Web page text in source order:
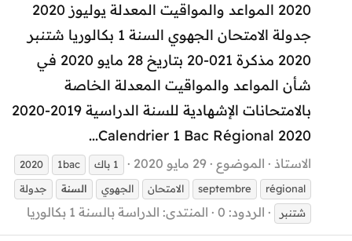
2020 المواعد والمواقيت المعدلة يوليوز 2020
جدولة الامتحان الجهوي السنة 1 بكالوريا شتنبر
2020 مذكرة 021-20 بتاريخ 28 مايو 2020 في
شأن المواعد والمواقيت المعدلة الخاصة
بالامتحانات الإشهادية للسنة الدراسية 2019-2020
Calendrier 1 Bac Régional 2020...
الاستاذ الموضوع 29 مايو 2020 1 باك 1bac
2020
régional
septembre الامتحان الجهوي السنة
جدولة
شتنبر
الردود: 0 المنتدى: الدراسة بالسنة 1 بكالوريا